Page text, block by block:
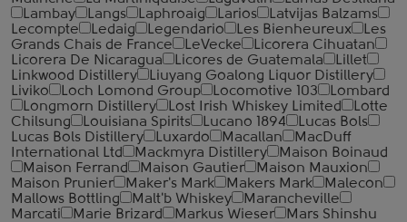
Lambay
Langs Laphroaig Larios
Latvijas Balzams
Lecompte
Ledaig Legendario Les Bienheureux
Les
Grands Chais de France
LeVecke
Licorera Cihuatan
Licorera De Nicaragua
Licores de Guatemala
Lillet
Linkwood Distillery
Liuyang Goalong Liquor Distillery
Liviko
Loch Lomond Group Locomotive 103
Lombard
Longmorn Distillery
Lost Irish Whiskey Limited
Lotte
Chilsung
Louisiana Spirits Lucano 1894
Lucas Bols
Lucas Bols Distillery
Luxardo Macallan
MacDuff
International Ltd
Mackmyra Distillery
Maison Boinaud
Maison Ferrand
Maison Gautier
Maison Mauxion
Maison Prunier
Maker's Mark Makers Mark
Malecon
Mallows Bottling
Malt'b Whiskey
Marancheville
Marcati
Marie Brizard Markus Wieser
Mars Shinshu